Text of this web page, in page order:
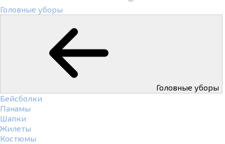
Головные уборы
Головные уборы
Бейсболки
Панамы
Шапки
Жилеты
Костюмы